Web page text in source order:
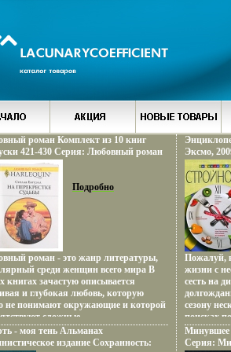
роман Комплект из 10 книг
421-430 Серия: Любовный роман
13857s.
Подробно
роман - это жанр литературы,
среди женщин всего мира В
книгах зачастую описывается
и глубокая любовь, которую
не понимают окружающие и которой
сложные
Красочные издания -
и романтические истории о
- моя тень Альманах
издание Сохранность:
Эксмо,
ISBN
Формат:
Пожалуй,
жизни с
сесть на
сезону
поисках
книг
Минувшее
Серия: